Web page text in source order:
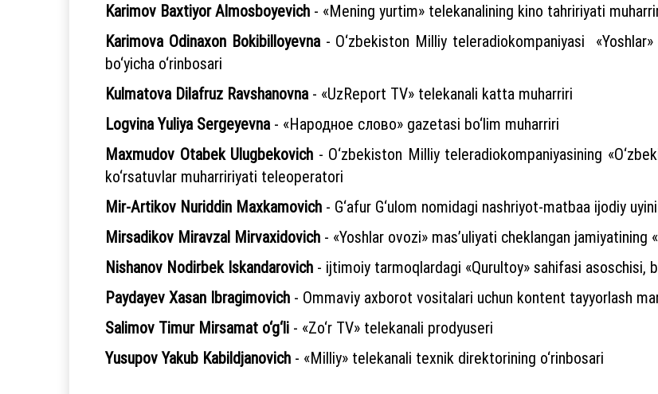
Karimov Baxtiyor Almosboyevich - «Mening yurtim» telekanalining kino tahririyati
Karimova Odinaxon Bokibilloyevna- O‘zbekiston Milliy teleradiokompaniyasi
bo‘yicha o‘rinbosari
Kulmatova Dilafruz Ravshanovna- «UzReport TV» telekanali katta muharriri
Logvina Yuliya Sergeyevna- «Народное слово» gazetasi bo‘lim muharriri
Maxmudov Otabek Ulugbekovich - O‘zbekiston Milliy teleradiokompaniyasining
ko‘rsatuvlar muharririyati teleoperatori
Mir-Artikov Nuriddin Maxkamovich - G‘afur G‘ulom nomidagi nashriyot-matbaa ijodiy
Mirsadikov Miravzal Mirvaxidovich - «Yoshlar ovozi» mas’uliyati cheklangan
Nishanov Nodirbek Iskandarovich - ijtimoiy tarmoqlardagi «Qurultoy» sahifasi asoschisi,
Paydayev Xasan Ibragimovich - Ommaviy axborot vositalari uchun kontent tayyorlash
Salimov Timur Mirsamat o‘g‘li - «Zo‘r TV» telekanali prodyuseri
Yusupov Yakub Kabildjanovich - «Milliy» telekanali texnik direktorining o‘rinbosari